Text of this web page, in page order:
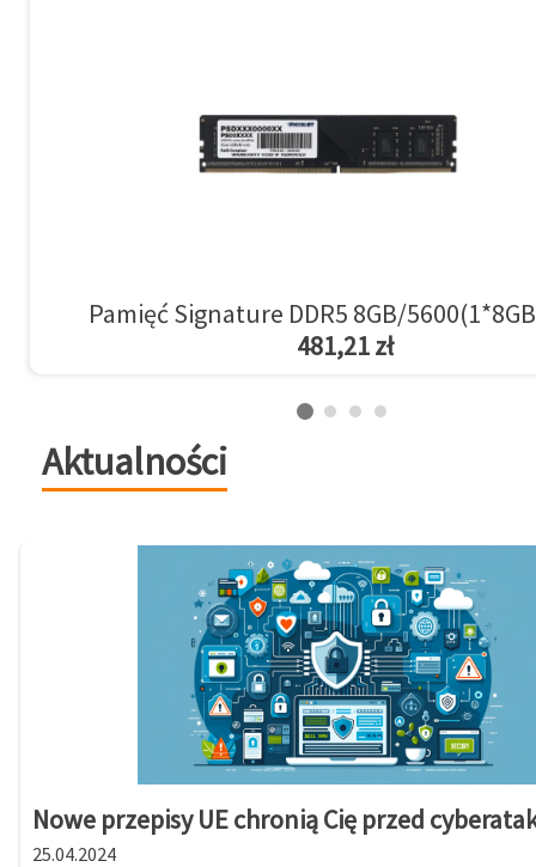
Pamięć Signature DDR5 8GB/
481,21 zł
Aktualności
Nowe przepisy UE chronią Cię przed
25.04.2024